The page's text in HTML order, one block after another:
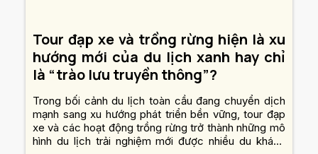
Tour đạp xe và trồng rừng hiện là xu
hướng mới của du lịch xanh hay chỉ
là “trào lưu truyền thông”?
Trong bối cảnh du lịch toàn cầu đang chuyển dịch
mạnh sang xu hướng phát triển bền vững, tour đạp
xe và các hoạt động trồng rừng trở thành những mô
hình du lịch trải nghiệm mới được nhiều du khách